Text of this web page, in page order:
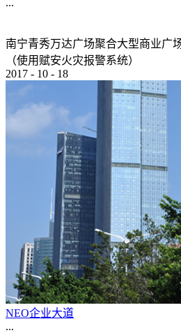
南宁青秀万达广场聚合大型商业广
（使用赋安火灾报警系统）
2017 - 10 - 18
NEO企业大道
...